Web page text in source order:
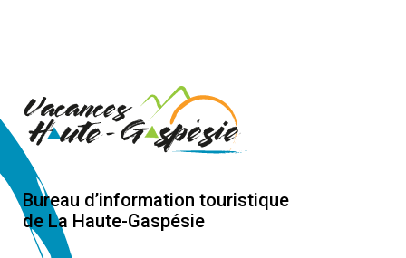
Bureau d’information touristique
de La Haute-Gaspésie